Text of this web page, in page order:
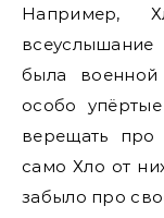
Например,
была
особо
верещать
само Хло от
забыло про